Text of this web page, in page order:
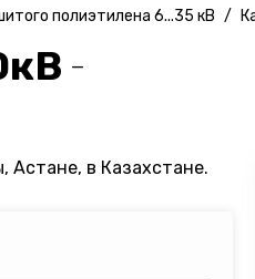
полиэтилена 6...35 кВ /
—
Астане, в Казахстане.